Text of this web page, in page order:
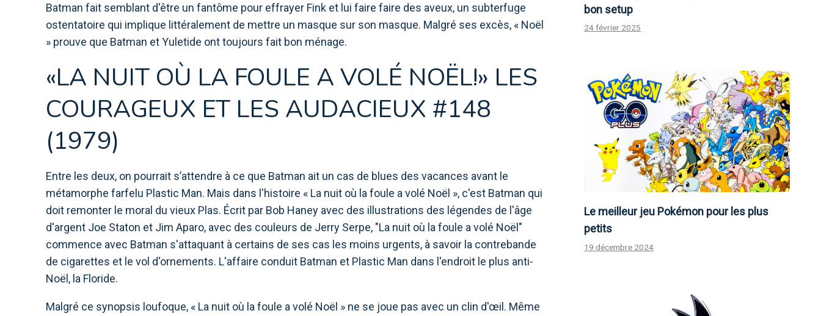
Batman fait semblant d'être un fantôme pour effrayer Fink et lui faire faire des aveux, un subterfuge
ostentatoire qui implique littéralement de mettre un masque sur son masque. Malgré ses excès, « Noël
» prouve que Batman et Yuletide ont toujours fait bon ménage.
«LA NUIT OÙ LA FOULE A VOLÉ NOËL!» LES
COURAGEUX ET LES AUDACIEUX #148
(1979)
Entre les deux, on pourrait s’attendre à ce que Batman ait un cas de blues des vacances avant le
métamorphe farfelu Plastic Man. Mais dans l'histoire « La nuit où la foule a volé Noël », c'est Batman qui
doit remonter le moral du vieux Plas. Écrit par Bob Haney avec des illustrations des légendes de l'âge
d'argent Joe Staton et Jim Aparo, avec des couleurs de Jerry Serpe, "La nuit où la foule a volé Noël"
commence avec Batman s'attaquant à certains de ses cas les moins urgents, à savoir la contrebande
de cigarettes et le vol d'ornements. L'affaire conduit Batman et Plastic Man dans l'endroit le plus anti-
Noël, la Floride.
Malgré ce synopsis loufoque, « La nuit où la foule a volé Noël » ne se joue pas avec un clin d'œil. Même
bon setup
24 février 2025
Le meilleur jeu Pokémon pour les plus
petits
19 décembre 2024